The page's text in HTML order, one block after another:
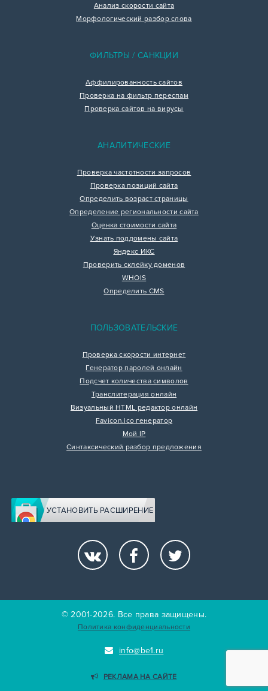
Анализ скорости сайта
Морфологический разбор слова
ФИЛЬТРЫ / САНКЦИИ
Аффилированность сайтов
Проверка на фильтр переспам
Проверка сайтов на вирусы
АНАЛИТИЧЕСКИЕ
Проверка частотности запросов
Проверка позиций сайта
Определить возраст страницы
Определение региональности сайта
Оценка стоимости сайта
Узнать поддомены сайта
Яндекс ИКС
Проверить склейку доменов
WHOIS
Определить CMS
ПОЛЬЗОВАТЕЛЬСКИЕ
Проверка скорости интернет
Генератор паролей онлайн
Подсчет количества символов
Транслитерация онлайн
Визуальный HTML редактор онлайн
Favicon.ico генератор
Мой IP
Синтаксический разбор предложения
УСТАНОВИТЬ РАСШИРЕНИЕ
© 2001-2026. Все права защищены.
Политика конфиденциальности
info@be1.ru
РЕКЛАМА НА САЙТЕ